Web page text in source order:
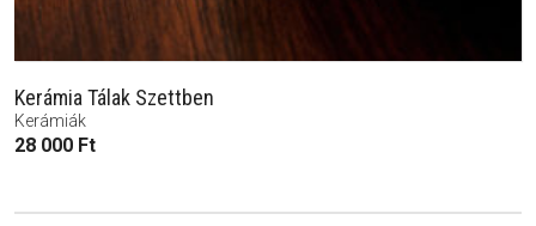
Kerámia Tálak Szettben
Kerámiák
28 000 Ft